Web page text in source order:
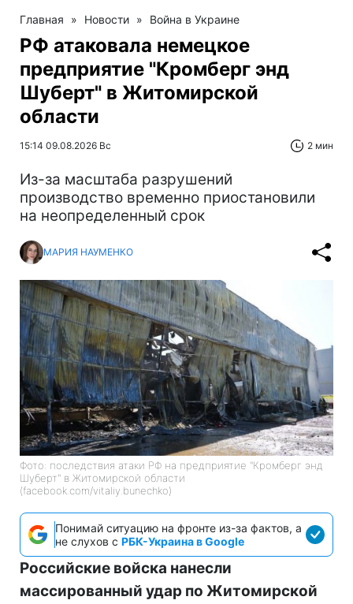
Главная » Новости » Война в Украине
РФ атаковала немецкое
предприятие "Кромберг энд
Шуберт" в Житомирской
области
15:14 09.08.2026 Вс 2 мин
Из-за масштаба разрушений
производство временно приостановили
на неопределенный срок
МАРИЯ НАУМЕНКО
Фото: последствия атаки РФ на предприятие "Кромберг энд
Шуберт" в Житомирской области
(facebook.com/vitaliy.bunechko)
Понимай ситуацию на фронте из-за фактов, а
не слухов с РБК-Украина в Google
Российские войска нанесли
массированный удар по Житомирской